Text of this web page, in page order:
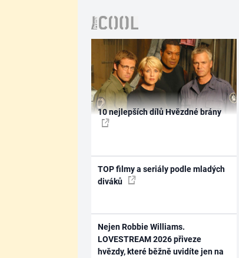
10 nejlepších dílů Hvězdné brány
TOP filmy a seriály podle mladých
diváků
Nejen Robbie Williams.
LOVESTREAM 2026 přiveze
hvězdy, které běžně uvidíte jen na